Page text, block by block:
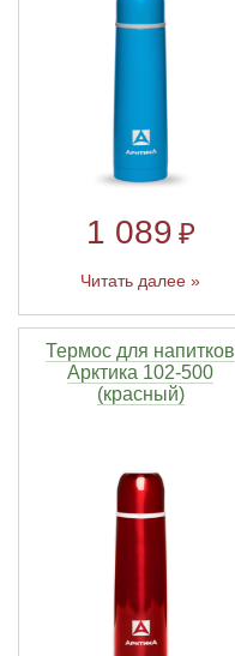
1 089 ₽
Читать далее »
Термос для напитков
Арктика 102-500
(красный)